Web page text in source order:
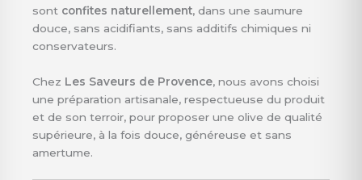
sont confites naturellement, dans une saumure
douce, sans acidifiants, sans additifs chimiques ni
conservateurs.
Chez Les Saveurs de Provence, nous avons choisi
une préparation artisanale, respectueuse du produit
et de son terroir, pour proposer une olive de qualité
supérieure, à la fois douce, généreuse et sans
amertume.